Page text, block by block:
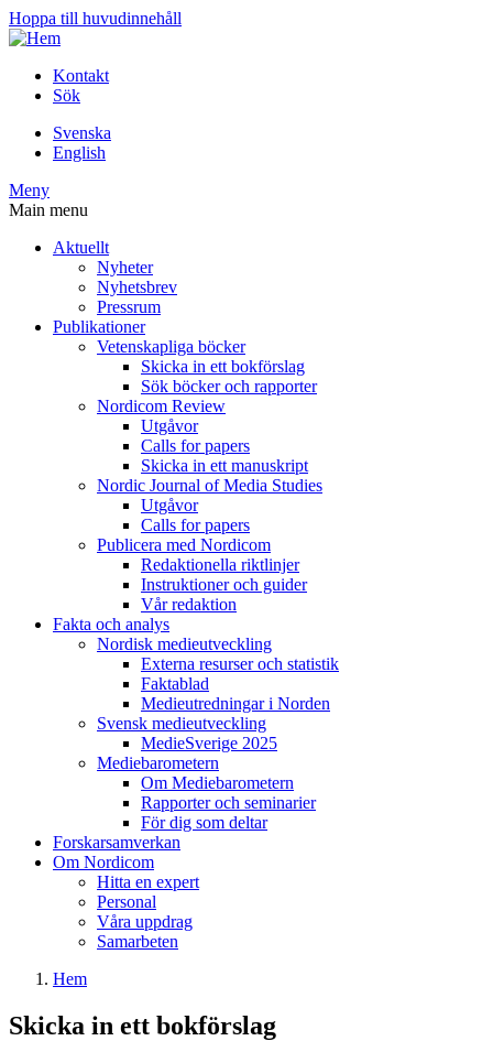
Hoppa till huvudinnehåll
Kontakt
Sök
Svenska
English
Meny
Main menu
Aktuellt
Nyheter
Nyhetsbrev
Pressrum
Publikationer
Vetenskapliga böcker
Skicka in ett bokförslag
Sök böcker och rapporter
Nordicom Review
Utgåvor
Calls for papers
Skicka in ett manuskript
Nordic Journal of Media Studies
Utgåvor
Calls for papers
Publicera med Nordicom
Redaktionella riktlinjer
Instruktioner och guider
Vår redaktion
Fakta och analys
Nordisk medieutveckling
Externa resurser och statistik
Faktablad
Medieutredningar i Norden
Svensk medieutveckling
MedieSverige 2025
Mediebarometern
Om Mediebarometern
Rapporter och seminarier
För dig som deltar
Forskarsamverkan
Om Nordicom
Hitta en expert
Personal
Våra uppdrag
Samarbeten
Hem
Skicka in ett bokförslag